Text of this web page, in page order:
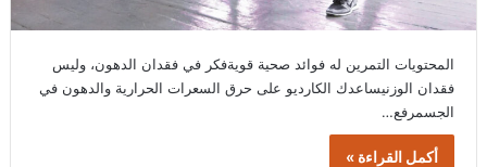
المحتويات التمرين له فوائد صحية قويةفكر في فقدان الدهون، وليس
فقدان الوزنيساعدك الكارديو على حرق السعرات الحرارية والدهون في
الجسمرفع…
أكمل القراءة »